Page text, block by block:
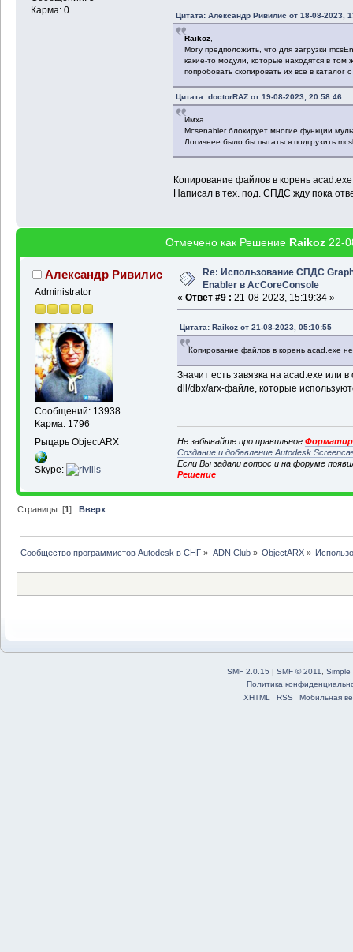
Карма: 0
Цитата: Александр Ривилис от 18-08-2023,
Raikoz,
Могу предположить, что для загрузки
какие-то модули, которые находятся в
попробовать скопировать их все в
Цитата: doctorRAZ от 19-08-2023, 20:58:46
Имха
Mcsenabler блокирует многие функции
Логичнее было бы пытаться подгрузить
Копирование файлов в корень
Написал в тех. под. СПДС жду пока
Отмечено как Решение Raikoz22-
Александр Ривилис
Administrator
Сообщений: 13938
Карма: 1796
Рыцарь ObjectARX
Skype:
Re: Использование СПДС
Enabler в AcCoreConsole
« Ответ #9 : 21-08-2023, 15:19:34 »
Цитата: Raikoz от 21-08-2023, 05:10:55
Копирование файлов в корень acad.exe
Значит есть завязка на acad.exe или
dll/dbx/arx-файле, которые
Не забывайте про правильное
Создание и добавление Autodesk
Если Вы задали вопрос и на форуме
Решение
Страницы: [1]Вверх
Сообщество программистов Autodesk в СНГ » ADN Club» ObjectARX»
SMF 2.0.15 | SMF © 2011
Simple
Политика
XHTML
RSS Мобильная